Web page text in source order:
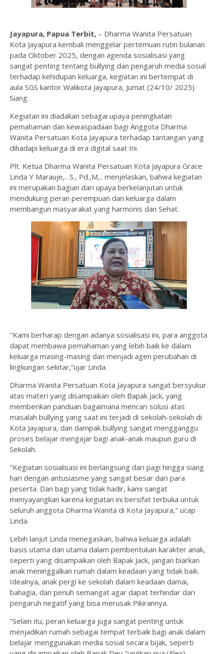
Jayapura, Papua Terbit, – Dharma Wanita Persatuan
Kota Jayapura kembali menggelar pertemuan rutin bulanan
pada Oktober 2025, dengan agenda sosialisasi yang
sangat penting tentang bullying dan pengaruh media sosial
terhadap kehidupan keluarga, kegiatan ini bertempat di
aula SGS kantor Walikota Jayapura, Jumat (24/10/ 2025)
Siang.
Kegiatan ini diadakan sebagai upaya peningkatan
pemahaman dan kewaspadaan bagi Anggota Dharma
Wanita Persatuan Kota Jayapura terhadap tantangan yang
dihadapi keluarga di era digital saat Ini.
Plt. Ketua Dharma Wanita Persatuan Kota Jayapura Grace
Linda Y Marauje,.. S., Pd.,M,.. menjelaskan, bahwa kegiatan
ini merupakan bagian dari upaya berkelanjutan untuk
mendukung peran perempuan dan keluarga dalam
membangun masyarakat yang harmonis dan Sehat.
"Kami berharap dengan adanya sosialisasi ini, para anggota
dapat membawa pemahaman yang lebih baik ke dalam
keluarga masing-masing dan menjadi agen perubahan di
lingkungan sekitar,”ujar Linda.
Dharma Wanita Persatuan Kota Jayapura sangat bersyukur
atas materi yang disampaikan oleh Bapak Jack, yang
memberikan panduan bagaimana mencari solusi atas
masalah bullying yang saat ini terjadi di sekolah-sekolah di
Kota Jayapura, dan dampak bullying sangat mengganggu
proses belajar mengajar bagi anak-anak maupun guru di
Sekolah.
"Kegiatan sosialisasi ini berlangsung dari pagi hingga siang
hari dengan antusiasme yang sangat besar dari para
peserta. Dan bagi yang tidak hadir, kami sangat
menyayangkan karena kegiatan ini bersifat terbuka untuk
seluruh anggota Dharma Wanita di Kota Jayapura," ucap
Linda.
Lebih lanjut Linda menegaskan, bahwa keluarga adalah
basis utama dan utama dalam pembentukan karakter anak,
seperti yang disampaikan oleh Bapak Jack, jangan biarkan
anak meninggalkan rumah dalam keadaan yang tidak baik.
Idealnya, anak pergi ke sekolah dalam keadaan damai,
bahagia, dan penuh semangat agar dapat terhindar dari
pengaruh negatif yang bisa merusak Pikirannya.
"Selain itu, peran keluarga juga sangat penting untuk
menjadikan rumah sebagai tempat terbaik bagi anak dalam
belajar menggunakan media sosial secara bijak, seperti